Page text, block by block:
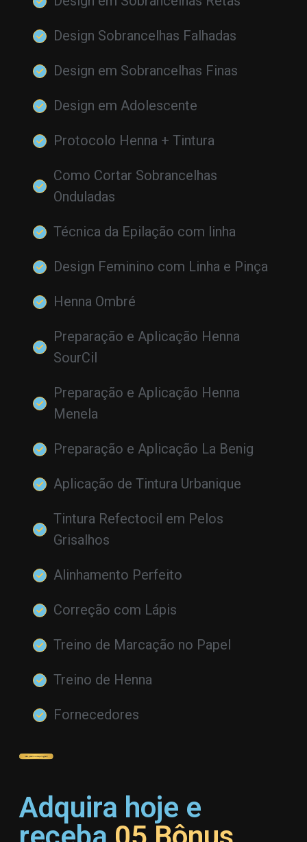
Design Sobrancelhas Falhadas
Design em Sobrancelhas Finas
Design em Adolescente
Protocolo Henna + Tintura
Como Cortar Sobrancelhas
Onduladas
Técnica da Epilação com linha
Design Feminino com Linha e Pinça
Henna Ombré
Preparação e Aplicação Henna
SourCil
Preparação e Aplicação Henna
Menela
Preparação e Aplicação La Benig
Aplicação de Tintura Urbanique
Tintura Refectocil em Pelos
Grisalhos
Alinhamento Perfeito
Correção com Lápis
Treino de Marcação no Papel
Treino de Henna
Fornecedores
Adquira hoje e